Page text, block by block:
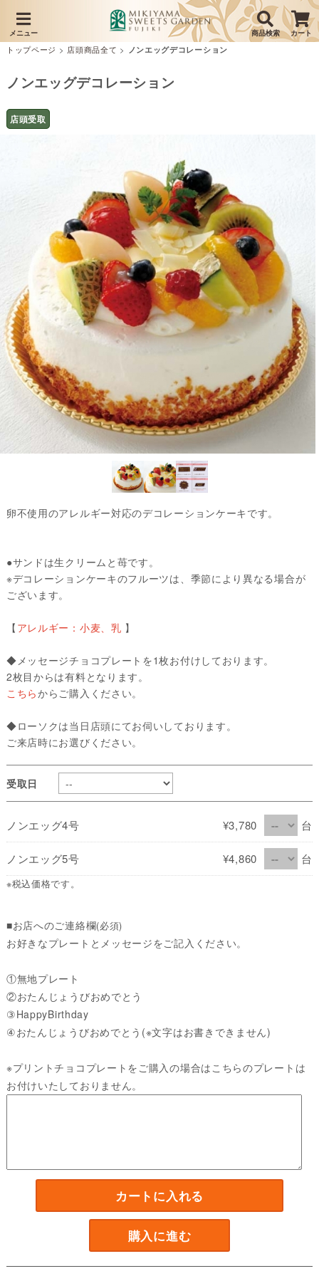
メニュー 商品検索 カート
トップページ > 店頭商品全て > ノンエッグデコレーション
ノンエッグデコレーション
店頭受取
卵不使用のアレルギー対応のデコレーションケーキです。
●サンドは生クリームと苺です。
※デコレーションケーキのフルーツは、季節により異なる場合が
ございます。
【 アレルギー：小麦、乳 】
◆メッセージチョコプレートを1枚お付けしております。
2枚目からは有料となります。
こちらからご購入ください。
◆ローソクは当日店頭にてお伺いしております。
ご来店時にお選びください。
受取日
ノンエッグ4号 ¥3,780 台
ノンエッグ5号 ¥4,860 台
※税込価格です。
■お店へのご連絡欄(必須)
お好きなプレートとメッセージをご記入ください。
①無地プレート
②おたんじょうびおめでとう
③HappyBirthday
④おたんじょうびおめでとう(※文字はお書きできません)
※プリントチョコプレートをご購入の場合はこちらのプレートは
お付けいたしておりません。
カートに入れる
購入に進む